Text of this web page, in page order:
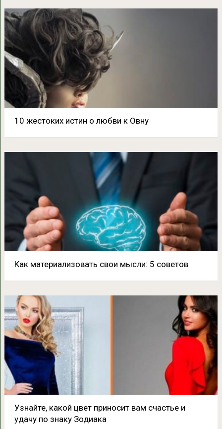
10 жестоких истин о любви к Овну
Как материализовать свои мысли: 5 советов
Узнайте, какой цвет приносит вам счастье и
удачу по знаку Зодиака